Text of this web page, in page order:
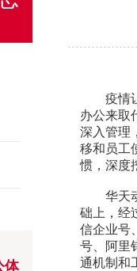
体
疫情让
办公来取
深入管理
移和员工
惯，深度
华天动
础上，经
信企业号
号、阿里
通机制和